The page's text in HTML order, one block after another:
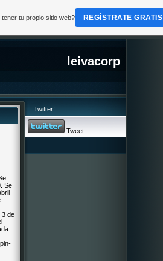
leivacorp
Se
3 de
Twitter!
Tweet
tu propio sitio web? REGÍSTRATE GRATIS